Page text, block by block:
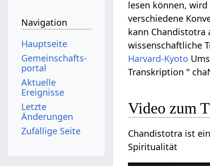
lesen können,
verschiedene
kann Chandistotra
wissenschaftliche
Harvard-Kyoto
Transkription "
Video zum
Chandistotra ist
Spiritualität
Navigation
Hauptseite
Gemeinschafts­
portal
Aktuelle
Ereignisse
Letzte
Änderungen
Zufällige Seite